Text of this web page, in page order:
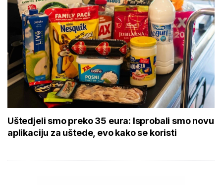
Uštedjeli smo preko 35 eura: Isprobali smo novu
aplikaciju za uštede, evo kako se koristi